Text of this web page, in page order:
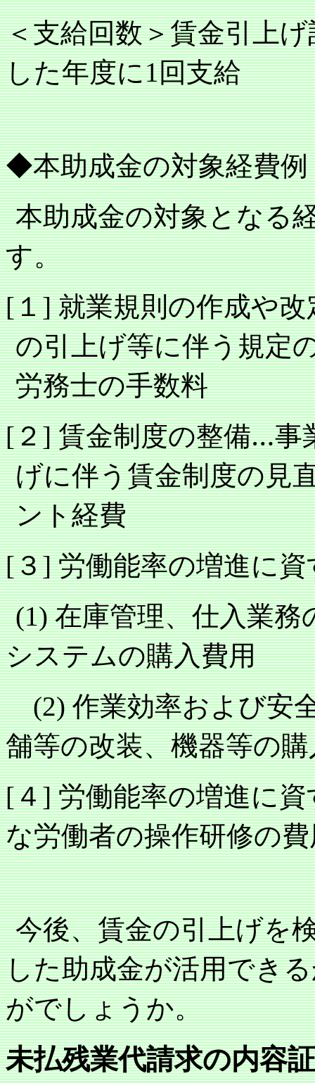
＜支給回数＞賃金引上
した年度に1回支給
◆本助成金の対象経費例
本助成金の対象となる
す。
[１]就業規則の作成や
の引上げ等に伴う規定
労務士の手数料
[２]賃金制度の整備…事
げに伴う賃金制度の見
ント経費
[３]労働能率の増進に
(1)在庫管理、仕入業
システムの購入費用
(2)作業効率および安
舗等の改装、機器等の
[４]労働能率の増進に
な労働者の操作研修の
今後、賃金の引上げを
した助成金が活用でき
がでしょうか。
未払残業代請求の内容